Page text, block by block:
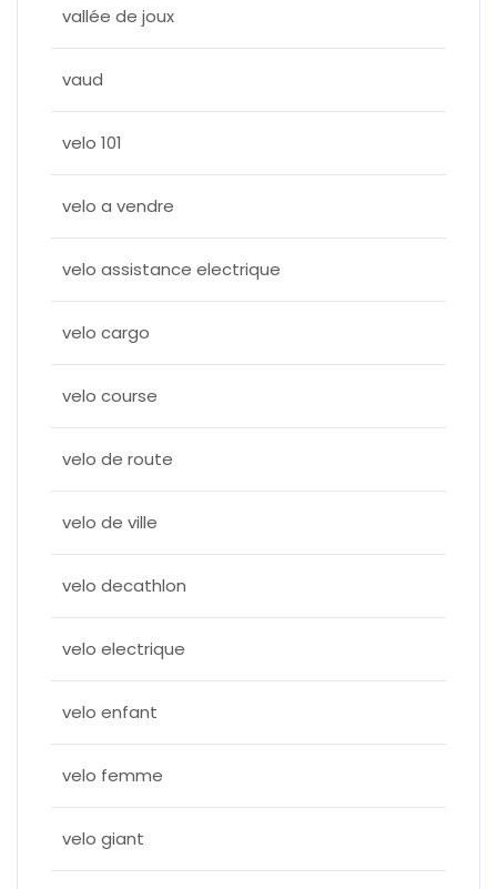
vallée de joux
vaud
velo 101
velo a vendre
velo assistance electrique
velo cargo
velo course
velo de route
velo de ville
velo decathlon
velo electrique
velo enfant
velo femme
velo giant